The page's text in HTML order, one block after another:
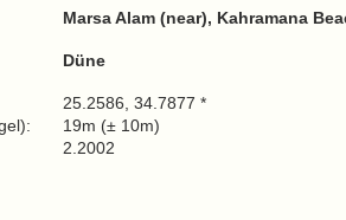
Marsa Alam (near), Kahramana
Düne
25.2586, 34.7877 *
19m (± 10m)
2.2002